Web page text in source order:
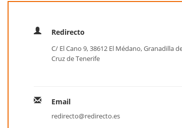
Redirecto
C/ El Cano 9, 38612 El Médano, Granadilla
Cruz de Tenerife
Email
redirecto@redirecto.es